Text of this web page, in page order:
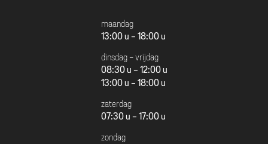
maandag
13:00 u - 18:00 u
dinsdag - vrijdag
08:30 u - 12:00 u
13:00 u - 18:00 u
zaterdag
07:30 u - 17:00 u
zondag